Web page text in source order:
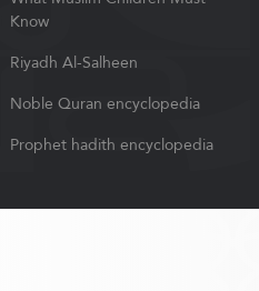
Know
Riyadh Al-Salheen
Noble Quran encyclopedia
Prophet hadith encyclopedia